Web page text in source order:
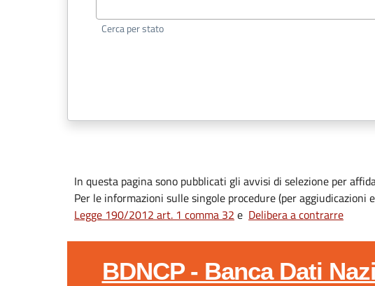
Cerca per stato
In questa pagina sono pubblicati gli avvisi di selezione per
Per le informazioni sulle singole procedure (per aggiudicazioni
Legge 190/2012 art. 1 comma 32 e Delibera a contrarre
BDNCP - Banca Dati